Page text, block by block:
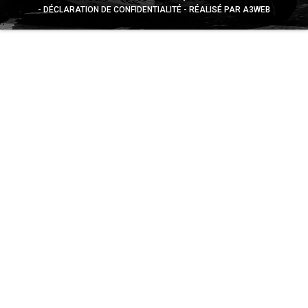
DÉCLARATION DE CONFIDENTIALITÉ
RÉALISÉ PAR A3WEB